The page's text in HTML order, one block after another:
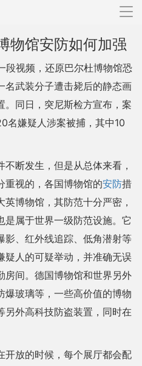
导
物馆安防如何加强
段视频，还原巴尔杜博物馆恐
名武装分子遭击毙后的静态画
。同日，突尼斯检方宣布，案
名嫌疑人涉案被捕，其中10
断发生，但是从总体来看，
重视的，各国博物馆的安防措
博物馆，其防范十分严密，
属于世界一级防范设施。它
影、红外线追踪、低角潜射等
疑人的可疑举动，并准确无误
房间。德国博物馆和世界另外
爆玻璃等，一些高价值的博物
另外高科技防盗装置，同时在
开放的时候，每个展厅都会配